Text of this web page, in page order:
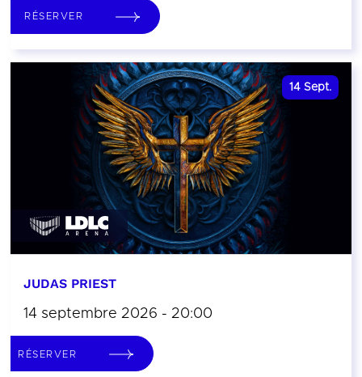
RÉSERVER
14 Sept.
JUDAS PRIEST
14 septembre 2026 - 20:00
RÉSERVER